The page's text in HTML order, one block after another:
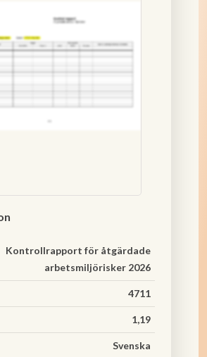
Kontrollrapport för åtgärdade
arbetsmiljörisker 2026
4711
1,19
Svenska